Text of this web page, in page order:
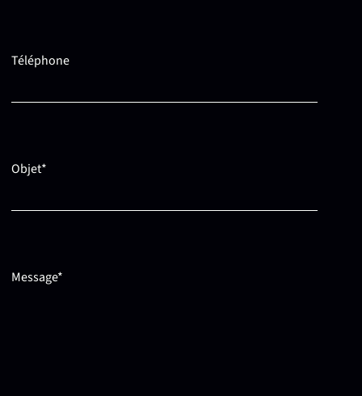
Téléphone
Objet*
Message*